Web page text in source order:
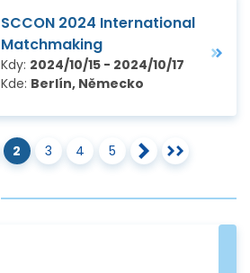
SCCON 2024 International
Matchmaking
Kdy: 2024/10/15 - 2024/10/17
Kde: Berlín, Německo
2 3 4 5